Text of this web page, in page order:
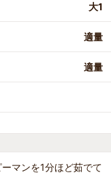
大1
適量
適量
マンを1分ほど茹でて